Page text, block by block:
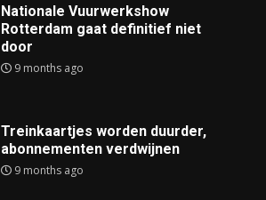
Nationale Vuurwerkshow
Rotterdam gaat definitief niet
door
9 months ago
Treinkaartjes worden duurder,
abonnementen verdwijnen
9 months ago